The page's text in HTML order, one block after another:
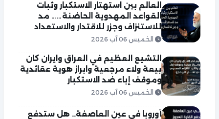
العالم بين استهتار الاستكبار وثبات
القواعد المهدوية الحاضنة…… مد
للاستنزاف وجزر للاقتدار والاستعداد
الخميس 06 آب 2026
التشيع العظيم في العراق وايران كان
بيعة ولاء مرجعية وابراز هوية عقائدية
وموقف إباء ضد الاستكبار
الخميس 06 آب 2026
أوروبا في عين العاصفة.. هل ستدفع